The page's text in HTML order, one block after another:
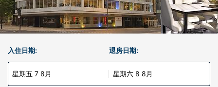
入住日期:
星期五 7 8月
退房日期:
星期六 8 8月